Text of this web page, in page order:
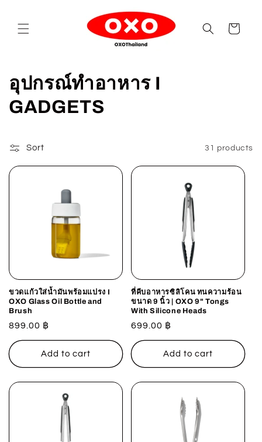
Cart
C
o
l
e
o
n
:
อุปกรณ์ทำอาหาร I
GADGETS
Sort 31 products
ขวดแก้วใส่น้ำมันพร้อมแปรง I
OXO Glass Oil Bottle and
Brush
Regular
price
899.00 ฿
Add to cart
ที่คีบอาหารซิลิโคน ทนความร้อน
ขนาด 9 นิ้ว | OXO 9" Tongs
With Silicone Heads
Regular
price
699.00 ฿
Add to cart